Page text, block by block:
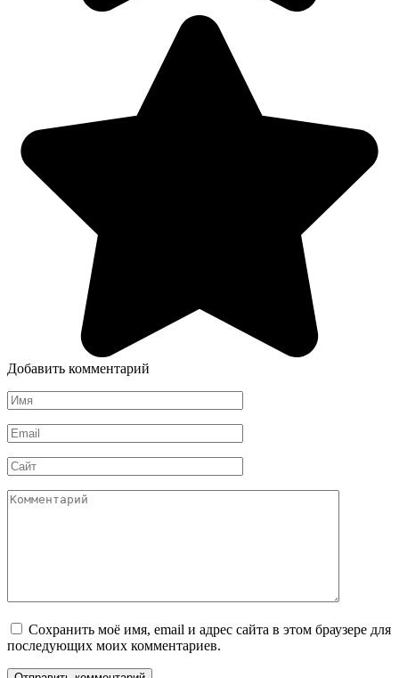
Добавить комментарий
Имя
*
Email
*
Сайт
Комментарий
Сохранить моё имя, email и адрес сайта в этом браузере для
последующих моих комментариев.